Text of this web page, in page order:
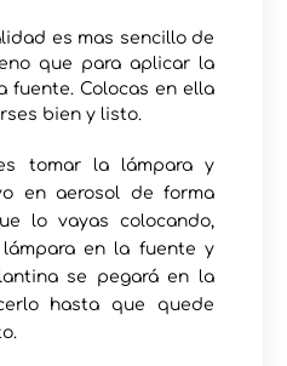
es mas sencillo de
que para aplicar la
fuente. Colocas en ella
bien y listo.
tomar la lámpara y
en aerosol de forma
lo vayas colocando,
en la fuente y
se pegará en la
hasta que quede